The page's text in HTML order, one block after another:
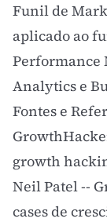
Funil de
aplicado ao
Performance
Analytics e
Fontes e
growth
Neil Patel --
cases de